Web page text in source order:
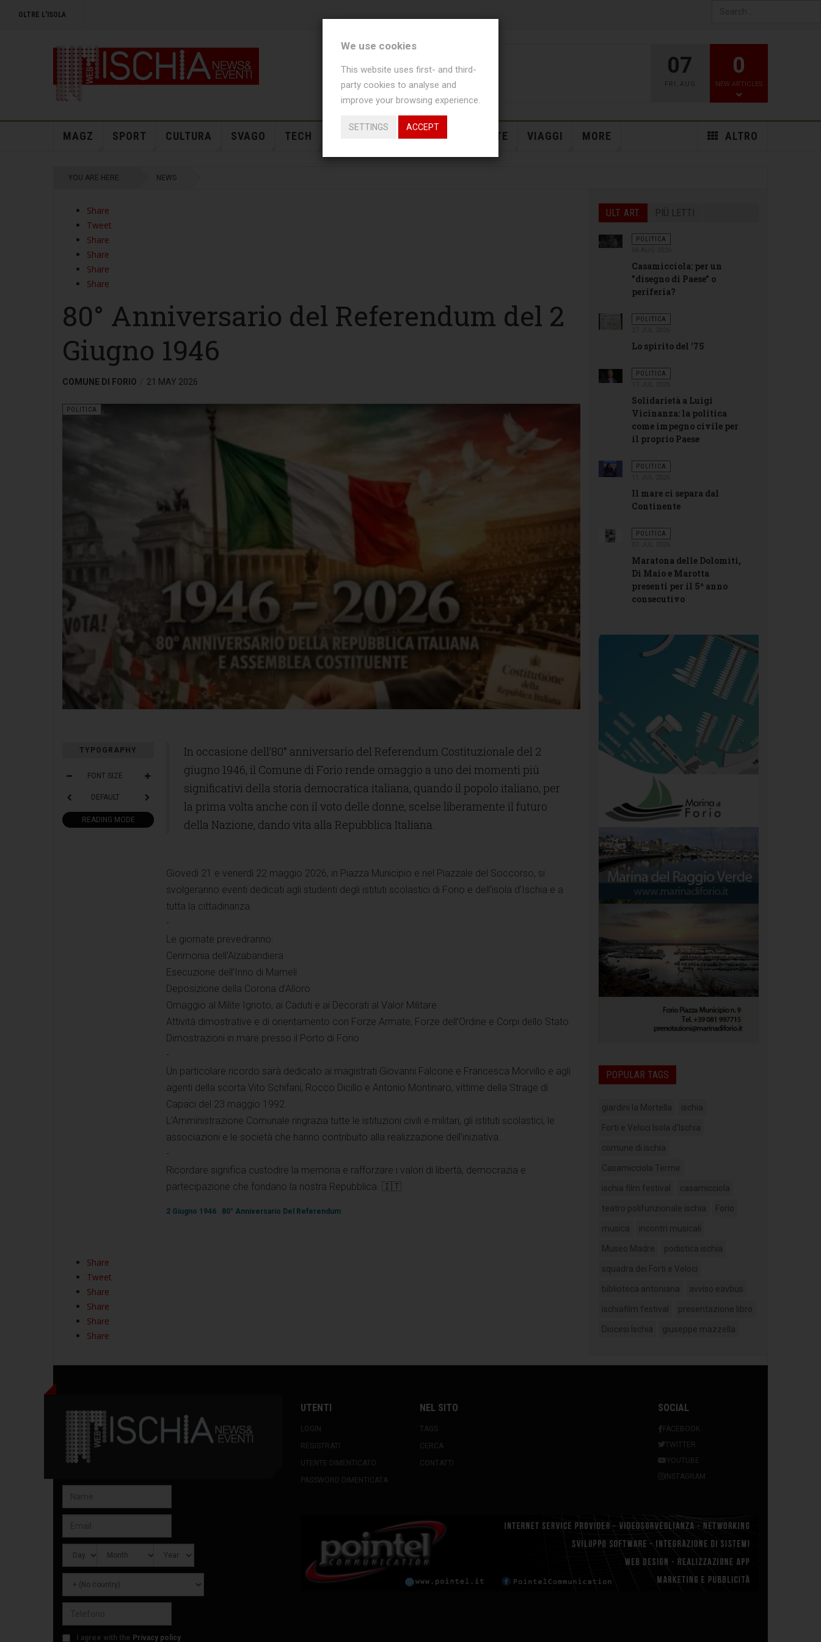
OLTRE L'ISOLA
for results.
07
FRI , AUG
0
NEW ARTICLES
MAGZ SPORT CULTURA SVAGO TECH ALTRO
EVENTI SALUTE VIAGGI MORE
YOU ARE HERE: NEWS
Share
Tweet
Share
Share
Share
Share
80° Anniversario del Referendum del 2
Giugno 1946
COMUNE DI FORIO 21 MAY 2026
POLITICA
TYPOGRAPHY
FONT SIZE
DEFAULT
READING MODE
In occasione dell’80° anniversario del Referendum Costituzionale del 2
giugno 1946, il Comune di Forio rende omaggio a uno dei momenti più
significativi della storia democratica italiana, quando il popolo italiano, per
la prima volta anche con il voto delle donne, scelse liberamente il futuro
della Nazione, dando vita alla Repubblica Italiana.
Giovedì 21 e venerdì 22 maggio 2026, in Piazza Municipio e nel Piazzale del Soccorso, si
svolgeranno eventi dedicati agli studenti degli istituti scolastici di Forio e dell’isola d’Ischia e a
tutta la cittadinanza.
-
Le giornate prevedranno:
Cerimonia dell’Alzabandiera
Esecuzione dell’Inno di Mameli
Deposizione della Corona d’Alloro
Omaggio al Milite Ignoto, ai Caduti e ai Decorati al Valor Militare
Attività dimostrative e di orientamento con Forze Armate, Forze dell’Ordine e Corpi dello Stato
Dimostrazioni in mare presso il Porto di Forio
-
Un particolare ricordo sarà dedicato ai magistrati Giovanni Falcone e Francesca Morvillo e agli
agenti della scorta Vito Schifani, Rocco Dicillo e Antonio Montinaro, vittime della Strage di
Capaci del 23 maggio 1992.
L’Amministrazione Comunale ringrazia tutte le istituzioni civili e militari, gli istituti scolastici, le
associazioni e le società che hanno contribuito alla realizzazione dell’iniziativa.
-
Ricordare significa custodire la memoria e rafforzare i valori di libertà, democrazia e
partecipazione che fondano la nostra Repubblica. 🇮🇹
2 Giugno 1946 80° Anniversario Del Referendum
Share
Tweet
Share
Share
Share
Share
ULT. ART. PIÙ LETTI
POLITICA
Casamicciola: per un
"disegno di Paese" o
periferia?
POLITICA
Lo spirito del '75
POLITICA
Solidarietà a Luigi
Vicinanza: la politica
come impegno civile per
il proprio Paese
POLITICA
Il mare ci separa dal
Continente
POLITICA
Maratona delle Dolomiti,
Di Maio e Marotta
presenti per il 5^ anno
consecutivo
POPULAR TAGS
giardini la Mortella ischia
Forti e Veloci Isola d'Ischia
comune di ischia
Casamicciola Terme
ischia film festival casamicciola
teatro polifunzionale ischia Forio
musica incontri musicali
Museo Madre podistica ischia
squadra dei Forti e Veloci
biblioteca antoniana avviso eavbus
ischiafilm festival presentazione libro
Diocesi Ischia giuseppe mazzella
I agree with the Privacy policy
UTENTI
LOGIN
REGISTRATI
UTENTE DIMENTICATO
PASSWORD DIMENTICATA
NEL SITO
TAGS
CERCA
CONTATTI
SOCIAL
FACEBOOK
TWITTER
YOUTUBE
INSTAGRAM
We use cookies
This website uses first- and third-
party cookies to analyse and
improve your browsing experience.
SETTINGS ACCEPT